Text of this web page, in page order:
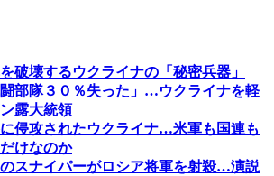
破壊するウクライナの「秘密兵器」
闘部隊３０％失った」…ウクライナを軽
露大統領
侵攻されたウクライナ…米軍も国連も
けなのか
のスナイパーがロシア将軍を射殺…演説